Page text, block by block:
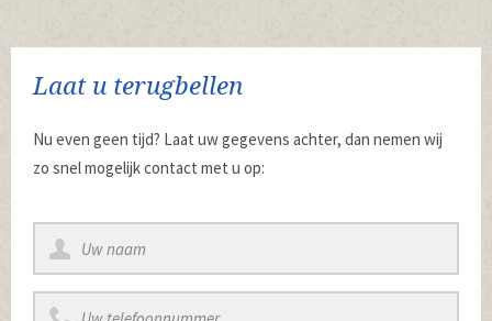
Laat u terugbellen
Nu even geen tijd? Laat uw gegevens achter, dan nemen wij
zo snel mogelijk contact met u op: